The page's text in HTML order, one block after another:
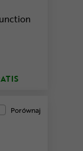
Porównaj